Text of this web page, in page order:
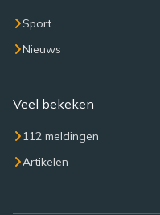
Sport
Nieuws
Veel bekeken
112 meldingen
Artikelen